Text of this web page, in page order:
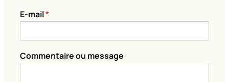
m
n
a
E-mail*
Commentaire ou message